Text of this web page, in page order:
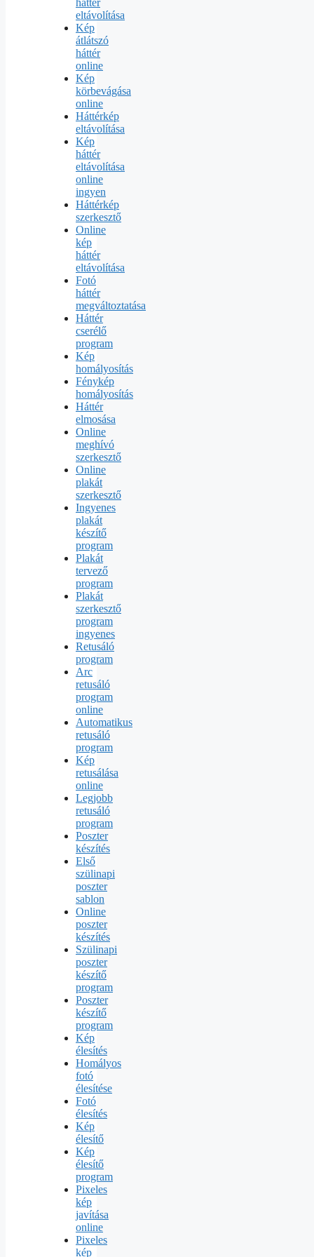
háttér
eltávolítása
Kép
átlátszó
háttér
online
Kép
körbevágása
online
Háttérkép
eltávolítása
Kép
háttér
eltávolítása
online
ingyen
Háttérkép
szerkesztő
Online
kép
háttér
eltávolítása
Fotó
háttér
megváltoztatása
Háttér
cserélő
program
Kép
homályosítás
Fénykép
homályosítás
Háttér
elmosása
Online
meghívó
szerkesztő
Online
plakát
szerkesztő
Ingyenes
plakát
készítő
program
Plakát
tervező
program
Plakát
szerkesztő
program
ingyenes
Retusáló
program
Arc
retusáló
program
online
Automatikus
retusáló
program
Kép
retusálása
online
Legjobb
retusáló
program
Poszter
készítés
Első
szülinapi
poszter
sablon
Online
poszter
készítés
Szülinapi
poszter
készítő
program
Poszter
készítő
program
Kép
élesítés
Homályos
fotó
élesítése
Fotó
élesítés
Kép
élesítő
Kép
élesítő
program
Pixeles
kép
javítása
online
Pixeles
kép